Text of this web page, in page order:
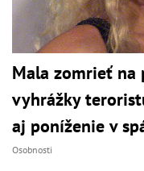
Mala zomrieť na
vyhrážky
aj poníženie v
Osobnosti